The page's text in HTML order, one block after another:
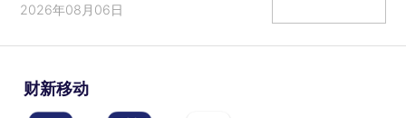
2026年08月06日
财新移动